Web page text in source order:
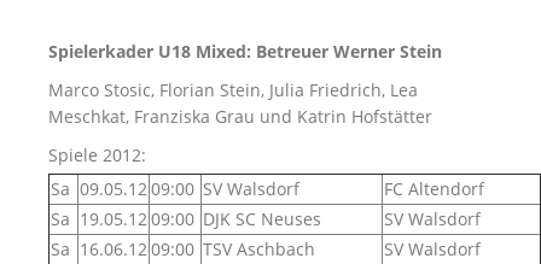
Spielerkader U18 Mixed: Betreuer Werner Stein
Marco Stosic, Florian Stein, Julia Friedrich, Lea
Meschkat, Franziska Grau und Katrin Hofstätter
Spiele 2012:
Sa 09.05.1209:00 SV Walsdorf
FC Altendorf
Sa 19.05.1209:00 DJK SC Neuses
SV Walsdorf
Sa 16.06.1209:00 TSV Aschbach
SV Walsdorf